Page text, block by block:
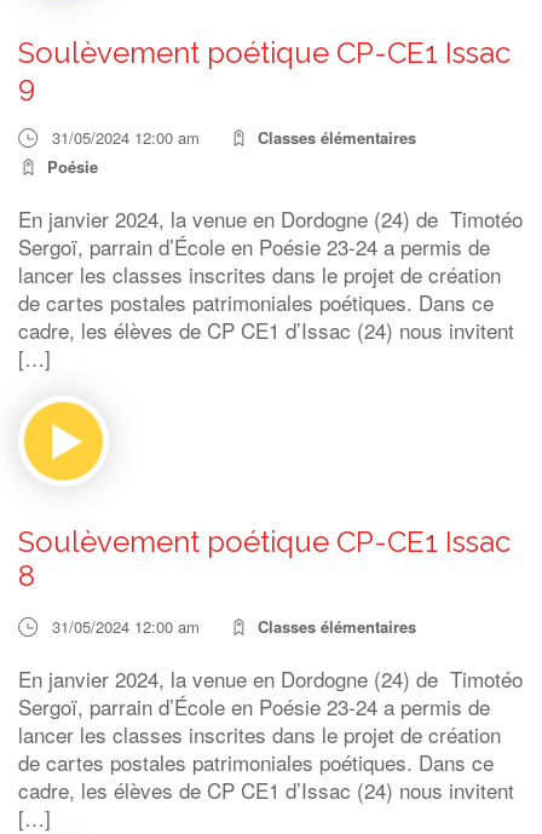
Soulèvement poétique CP-CE1 Issac
9
31/05/2024 12:00 am
Classes élémentaires
Poésie
En janvier 2024, la venue en Dordogne (24) de Timotéo
Sergoï, parrain d’École en Poésie 23-24 a permis de
lancer les classes inscrites dans le projet de création
de cartes postales patrimoniales poétiques. Dans ce
cadre, les élèves de CP CE1 d’Issac (24) nous invitent
[…]
Soulèvement poétique CP-CE1 Issac
8
31/05/2024 12:00 am Classes élémentaires
En janvier 2024, la venue en Dordogne (24) de Timotéo
Sergoï, parrain d’École en Poésie 23-24 a permis de
lancer les classes inscrites dans le projet de création
de cartes postales patrimoniales poétiques. Dans ce
cadre, les élèves de CP CE1 d’Issac (24) nous invitent
[…]